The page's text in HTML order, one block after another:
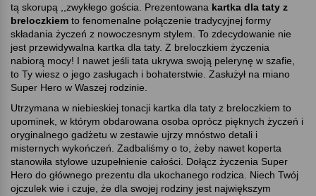
tą skorupą ,,zwykłego gościa. Prezentowana kartka dla taty z
breloczkiem to fenomenalne połączenie tradycyjnej formy
składania życzeń z nowoczesnym stylem. To zdecydowanie nie
jest przewidywalna kartka dla taty. Z breloczkiem życzenia
nabiorą mocy! I nawet jeśli tata ukrywa swoją pelerynę w szafie,
to Ty wiesz o jego zasługach i bohaterstwie. Zasłużył na miano
Super Hero w Waszej rodzinie.
Utrzymana w niebieskiej tonacji kartka dla taty z breloczkiem to
upominek, w którym obdarowana osoba oprócz pięknych życzeń i
oryginalnego gadżetu w zestawie ujrzy mnóstwo detali i
misternych wykończeń. Zadbaliśmy o to, żeby nawet koperta
stanowiła stylowe uzupełnienie całości. Dołącz życzenia Super
Hero do głównego prezentu dla ukochanego rodzica. Niech Twój
ojczulek wie i czuje, że dla swojej rodziny jest największym